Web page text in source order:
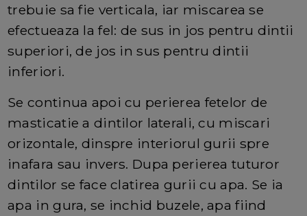
trebuie sa fie verticala, iar miscarea se
efectueaza la fel: de sus in jos pentru dintii
superiori, de jos in sus pentru dintii
inferiori.
Se continua apoi cu perierea fetelor de
masticatie a dintilor laterali, cu miscari
orizontale, dinspre interiorul gurii spre
inafara sau invers. Dupa perierea tuturor
dintilor se face clatirea gurii cu apa. Se ia
apa in gura, se inchid buzele, apa fiind